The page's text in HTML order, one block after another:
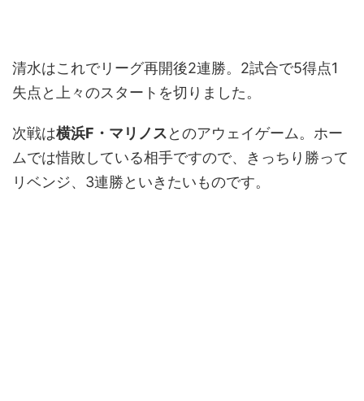
清水はこれでリーグ再開後2連勝。2試合で5得点1
失点と上々のスタートを切りました。
次戦は横浜F・マリノスとのアウェイゲーム。ホー
ムでは惜敗している相手ですので、きっちり勝って
リベンジ、3連勝といきたいものです。